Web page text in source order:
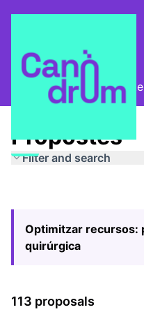
Pla Estratègic
Propostes
Filter and search
Optimitzar recursos:
quirúrgica
113 proposals